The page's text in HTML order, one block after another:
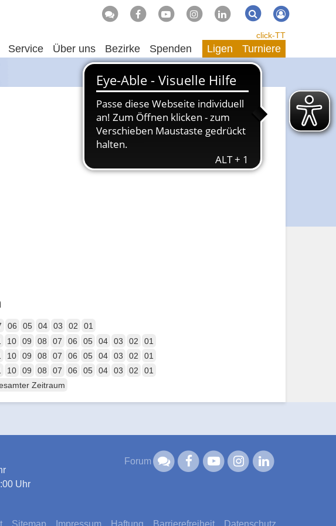
Suche Suchen
Service Über uns Bezirke Spenden
click-TT
Ligen Turniere
06 05 04 03 02 01
10 09 08 07 06 05 04 03 02 01
10 09 08 07 06 05 04 03 02 01
10 09 08 07 06 05 04 03 02
01
Zeitraum
Uhr
Forum